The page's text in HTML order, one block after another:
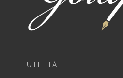
UTILITÀ